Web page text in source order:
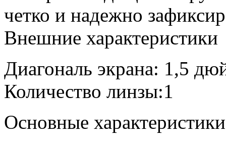
четко и надежно
Внешние характеристики
Диагональ экрана: 1,5
Количество линзы:1
Основные характеристики